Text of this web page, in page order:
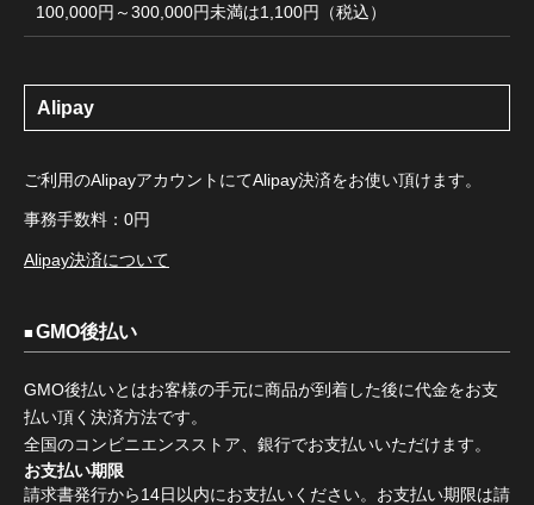
100,000円～300,000円未満は1,100円（税込）
Alipay
ご利用のAlipayアカウントにてAlipay決済をお使い頂けます。
事務手数料：0円
Alipay決済について
GMO後払い
GMO後払いとはお客様の手元に商品が到着した後に代金をお支
払い頂く決済方法です。
全国のコンビニエンスストア、銀行でお支払いいただけます。
お支払い期限
請求書発行から14日以内にお支払いください。お支払い期限は請